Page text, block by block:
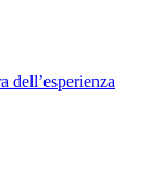
dell’esperienza